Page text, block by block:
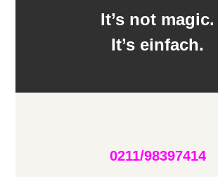
It’s not magic.
It’s einfach.
0211/98397414